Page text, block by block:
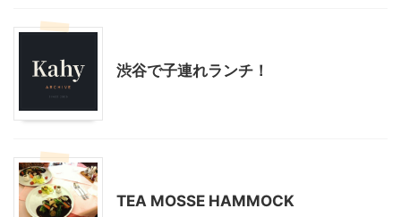
渋谷で子連れランチ！
TEA MOSSE HAMMOCK